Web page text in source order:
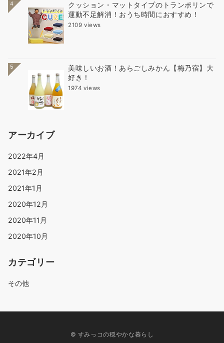
4
クッション・マットタイプのトランポリンで
運動不足解消！おうち時間におすすめ！
2109 views
5
美味しいお酒！あらごしみかん【梅乃宿】大
好き！
1974 views
アーカイブ
2022年4月
2021年2月
2021年1月
2020年12月
2020年11月
2020年10月
カテゴリー
その他
© すみっコの穏やかな暮らし